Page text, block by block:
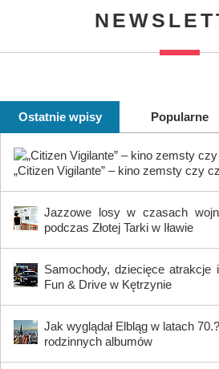
Ostatnie wpisy Popularne
„Citizen Vigilante” – kino zemsty czy
Jazzowe losy w czasach
podczas Złotej Tarki w Iławie
Samochody, dziecięce atrakcje
Fun & Drive w Kętrzynie
Jak wyglądał Elbląg w latach
rodzinnych albumów